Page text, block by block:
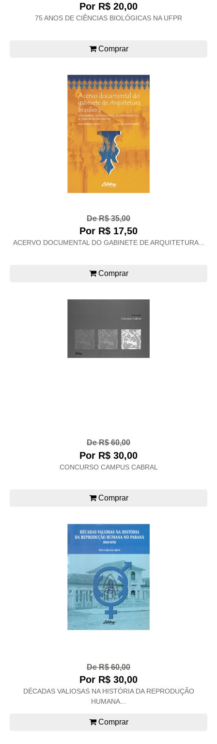
Por R$ 20,00
75 ANOS DE CIÊNCIAS BIOLÓGICAS NA UFPR
Comprar
De R$ 35,00
Por R$ 17,50
ACERVO DOCUMENTAL DO GABINETE DE ARQUITETURA...
Comprar
De R$ 60,00
Por R$ 30,00
CONCURSO CAMPUS CABRAL
Comprar
De R$ 60,00
Por R$ 30,00
DÉCADAS VALIOSAS NA HISTÓRIA DA REPRODUÇÃO
HUMANA...
Comprar